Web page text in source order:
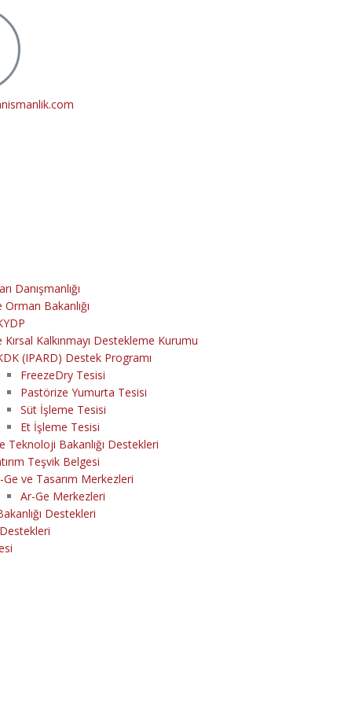
Danışmanlığı
Orman Bakanlığı
Kırsal Kalkınmayı Destekleme Kurumu
(IPARD) Destek Programı
FreezeDry Tesisi
Pastörize Yumurta Tesisi
Süt İşleme Tesisi
Et İşleme Tesisi
Teknoloji Bakanlığı Destekleri
Teşvik Belgesi
Ge ve Tasarım Merkezleri
Ar-Ge Merkezleri
Destekleri